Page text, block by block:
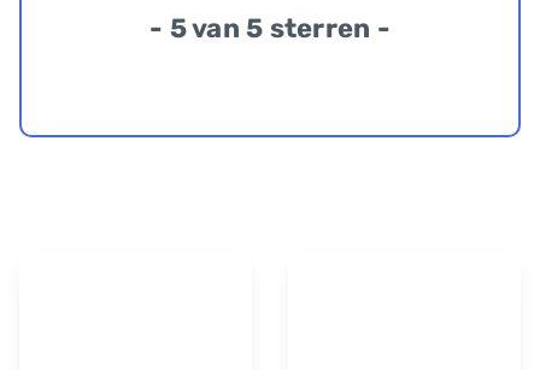
- 5 van 5 sterren -